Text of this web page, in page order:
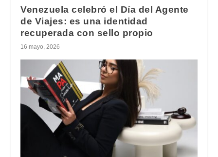
Venezuela celebró el Día del Agente
de Viajes: es una identidad
recuperada con sello propio
16 mayo, 2026